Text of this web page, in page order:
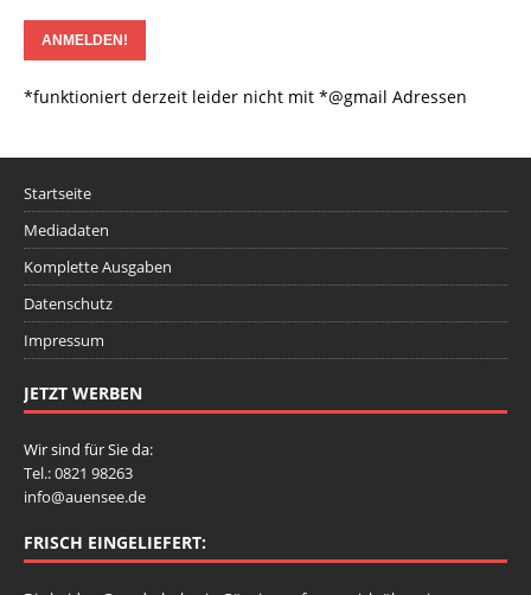
*funktioniert derzeit leider nicht mit *@gmail Adressen
Startseite
Mediadaten
Komplette Ausgaben
Datenschutz
Impressum
JETZT WERBEN
Wir sind für Sie da:
Tel.: 0821 98263
info@auensee.de
FRISCH EINGELIEFERT: